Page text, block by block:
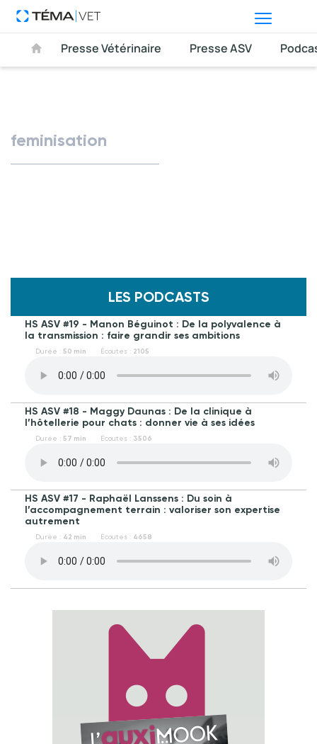
Presse Vétérinaire Presse ASV
feminisation
LES PODCASTS
HS ASV #19 - Manon Béguinot : De la polyvalence à
la transmission : faire grandir ses ambitions
Durée : 50 min Écoutes : 2105
HS ASV #18 - Maggy Daunas : De la clinique à
l’hôtellerie pour chats : donner vie à ses idées
Durée : 57 min Écoutes : 3506
HS ASV #17 - Raphaël Lanssens : Du soin à
l’accompagnement terrain : valoriser son expertise
autrement
Durée : 42 min Écoutes : 4658